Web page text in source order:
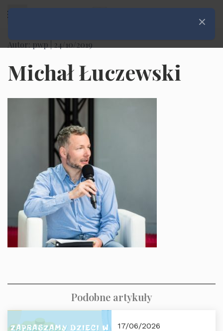
Autor: pwp | 24/10/2019
Michał Łuczewski
Podobne artykuły
17/06/2026
Zamknij